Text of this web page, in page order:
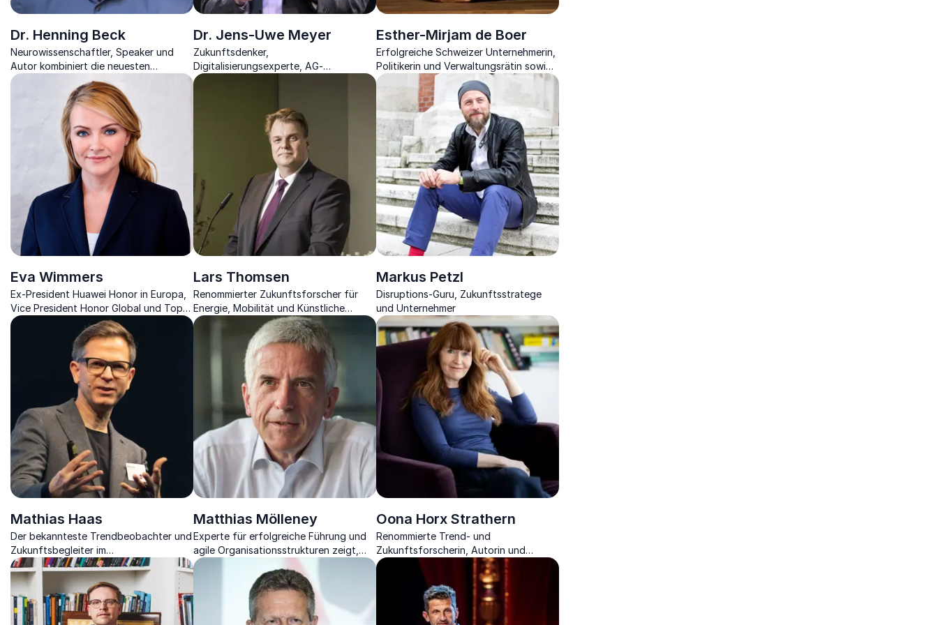
Dr. Henning Beck
Neurowissenschaftler, Speaker und
Autor kombiniert die neuesten
Entdeckungen der Hirnforschung mit
dem modernen Alltag
Dr. Jens-Uwe Meyer
Zukunftsdenker,
Digitalisierungsexperte, AG-
Vorstandsvorsitzender, Autor &
Esther-Mirjam de Boer
Erfolgreiche Schweizer Unternehmerin,
Politikerin und Verwaltungsrätin sowie
Vielfalts-Expertin
Eva Wimmers
Ex-President Huawei Honor in Europa,
Vice President Honor Global und Top
Führungskraft
Lars Thomsen
Renommierter Zukunftsforscher für
Energie, Mobilität und Künstliche
Intelligenz schaut mit Ihnen in die Welt
Markus Petzl
Disruptions-Guru, Zukunftsstratege
und Unternehmer
Mathias Haas
Der bekannteste Trendbeobachter und
Zukunftsbegleiter im
deutschsprachigen Raum
Matthias Mölleney
Experte für erfolgreiche Führung und
agile Organisationsstrukturen zeigt,
wie Sie die Zukunft der Arbeit neu
gestalten
Oona Horx Strathern
Renommierte Trend- und
Zukunftsforscherin, Autorin und
Beraterin